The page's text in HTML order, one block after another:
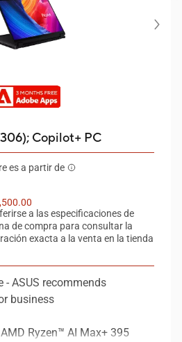
Copilot+ PC
es a partir de
a las especificaciones de
de compra para consultar la
exacta a la venta en la tienda
- ASUS recommends
business
Ryzen™ AI Max+ 395